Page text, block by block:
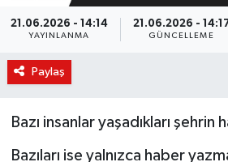
21.06.2026 - 14:14
YAYINLANMA
21.06.2026 -
GÜNCELLEME
Paylaş
Bazı insanlar yaşadıkları şehrin
Bazıları ise yalnızca haber
Politika